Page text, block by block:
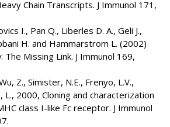
Chain Transcripts. J Immunol 171,
I., Pan Q., Liberles D. A., Geli J.,
H. and Hammarstrom L. (2002)
Missing Link. J Immunol 169,
Z., Simister, N.E., Frenyo, L.V.,
2000, Cloning and characterization
class I-like Fc receptor. J Immunol